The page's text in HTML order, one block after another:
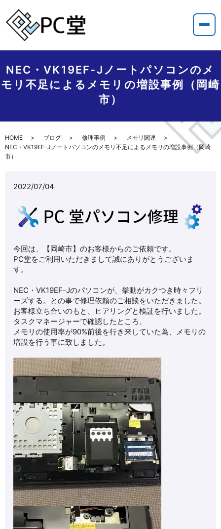
NEC・VK19EF-Jノートパソコンのメ
モリ不足によるメモリの増設事例（岡崎
市）
HOME ブログ 修理事例
メモリ関連
NEC・VK19EF-Jノートパソコンのメモリ不足によるメモリの増設事例（岡崎
市）
2022/07/04
今回は、【岡崎市】のお客様からのご依頼です。
PC堂をご利用いただきまして誠にありがとうございま
す。
NEC・VK19EF-Jのパソコンが、挙動がカクつき時々フリ
ーズする。との事で修理依頼のご相談をいただきました。
お客様立ち合いのもと、ヒアリングと検証を行いました。
タスクマネージャーで確認したところ、
メモリの使用率が90%前後を行き来していた為、メモリの
増設を行う事に致しました。